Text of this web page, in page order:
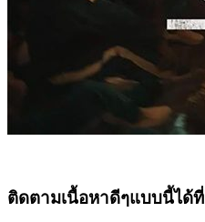
ติดตามเนื้อหาดีๆแบบนี้ได้ที่